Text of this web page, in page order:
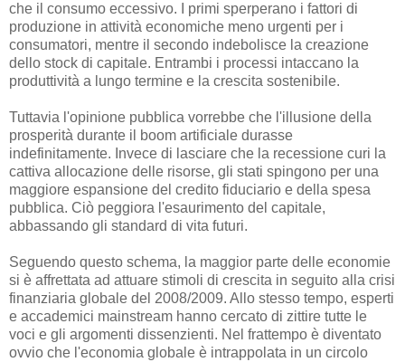
che il consumo eccessivo. I primi sperperano i fattori di
produzione in attività economiche meno urgenti per i
consumatori, mentre il secondo indebolisce la creazione
dello stock di capitale. Entrambi i processi intaccano la
produttività a lungo termine e la crescita sostenibile.
Tuttavia l'opinione pubblica vorrebbe che l'illusione della
prosperità durante il boom artificiale durasse
indefinitamente. Invece di lasciare che la recessione curi la
cattiva allocazione delle risorse, gli stati spingono per una
maggiore espansione del credito fiduciario e della spesa
pubblica. Ciò peggiora l'esaurimento del capitale,
abbassando gli standard di vita futuri.
Seguendo questo schema, la maggior parte delle economie
si è affrettata ad attuare stimoli di crescita in seguito alla crisi
finanziaria globale del 2008/2009. Allo stesso tempo, esperti
e accademici mainstream hanno cercato di zittire tutte le
voci e gli argomenti dissenzienti. Nel frattempo è diventato
ovvio che l'economia globale è intrappolata in un circolo